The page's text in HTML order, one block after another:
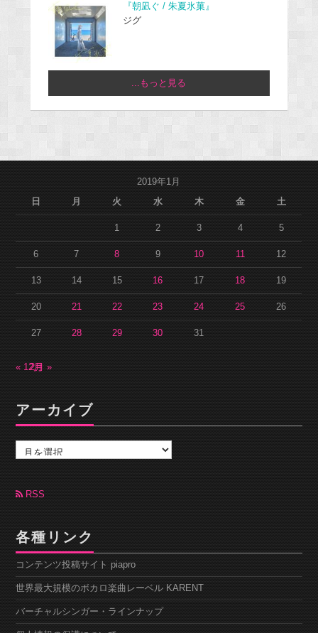
『朝凪ぐ / 朱夏氷菓』
ジグ
...もっと見る
2019年1月
日
月 火 水 木 金 土
1 2 3 4 5
6 7 8 9 10 11 12
13 14 15 16 17 18 19
20 21 22 23 24 25 26
27 28 29 30 31
« 12月2月 »
アーカイブ
カ
ブ RSS
各種リンク
コンテンツ投稿サイト piapro
世界最大規模のボカロ楽曲レーベル KARENT
バーチャルシンガー・ラインナップ